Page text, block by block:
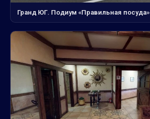
Гранд ЮГ. Подиум «Правильная посуда»